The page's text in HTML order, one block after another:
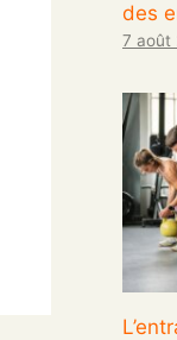
des
7 août